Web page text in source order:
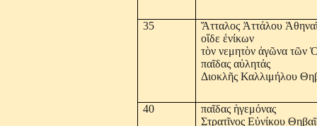
35
Ἄτταλος Ἀττάλου
οἵδε ἐνίκων
τὸν νεμητὸν ἀγῶνα τῶν
παῖδας αὐλητάς
Διοκλῆς Καλλιμήλου
40
παῖδας ἡγεμόνας
Στρατῖνος Εὐνίκου